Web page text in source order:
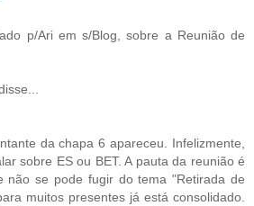
p/Ari em s/Blog, sobre a Reunião de
da chapa 6 apareceu. Infelizmente,
sobre ES ou BET. A pauta da reunião é
não se pode fugir do tema "Retirada de
muitos presentes já está consolidado.